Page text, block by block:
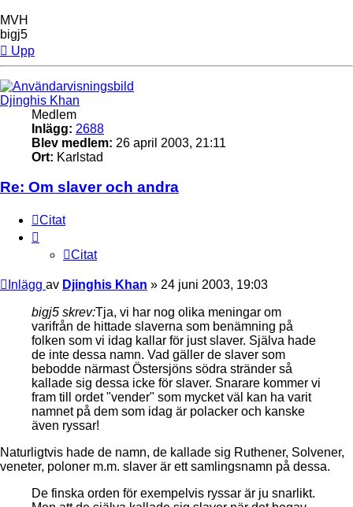
MVH
bigj5
Upp
Djinghis Khan
Medlem
Inlägg: 2688
Blev medlem: 26 april 2003, 21:11
Ort: Karlstad
Re: Om slaver och andra
Citat
Citat
Inlägg av Djinghis Khan » 24 juni 2003, 19:03
bigj5 skrev:Tja, vi har nog olika meningar om
varifrån de hittade slaverna som benämning på
folken som vi idag kallar för just slaver. Själva hade
de inte dessa namn. Vad gäller de slaver som
bebodde närmast Östersjöns södra stränder så
kallade sig dessa icke för slaver. Snarare kommer vi
fram till ordet "vender" som mycket väl kan ha varit
namnet på dem som idag är polacker och kanske
även ryssar!
Naturligtvis hade de namn, de kallade sig Ruthener, Solvener,
veneter, poloner m.m. slaver är ett samlingsnamn på dessa.
De finska orden för exempelvis ryssar är ju snarlikt.